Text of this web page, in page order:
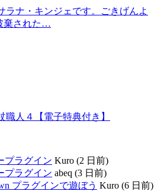
ラナ・キンジェです。ごきげんよ
棄された…
職人４【電子特典付き】
プラグイン Kuro (2 日前)
プラグイン abeq (3 日前)
プラグインで遊ぼう Kuro (6 日前)